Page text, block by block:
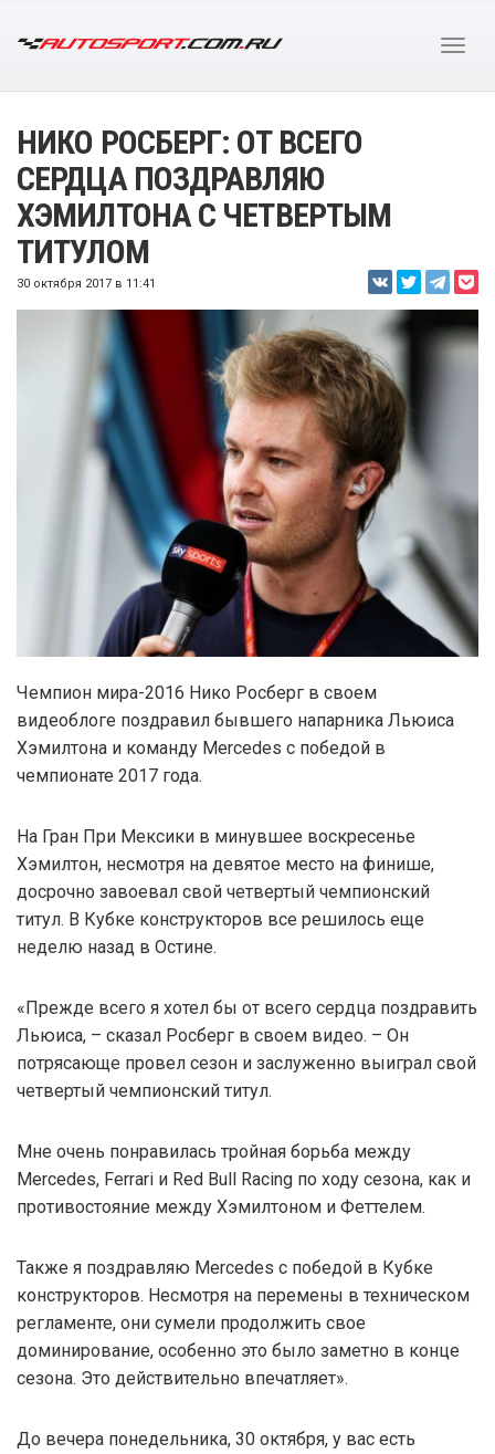
НИКО РОСБЕРГ: ОТ ВСЕГО
СЕРДЦА ПОЗДРАВЛЯЮ
ХЭМИЛТОНА С ЧЕТВЕРТЫМ
ТИТУЛОМ
30 октября 2017 в 11:41
Чемпион мира-2016 Нико Росберг в своем
видеоблоге поздравил бывшего напарника Льюиса
Хэмилтона и команду Mercedes с победой в
чемпионате 2017 года.
На Гран При Мексики в минувшее воскресенье
Хэмилтон, несмотря на девятое место на финише,
досрочно завоевал свой четвертый чемпионский
титул. В Кубке конструкторов все решилось еще
неделю назад в Остине.
«Прежде всего я хотел бы от всего сердца поздравить
Льюиса, – сказал Росберг в своем видео. – Он
потрясающе провел сезон и заслуженно выиграл свой
четвертый чемпионский титул.
Мне очень понравилась тройная борьба между
Mercedes, Ferrari и Red Bull Racing по ходу сезона, как и
противостояние между Хэмилтоном и Феттелем.
Также я поздравляю Mercedes с победой в Кубке
конструкторов. Несмотря на перемены в техническом
регламенте, они сумели продолжить свое
доминирование, особенно это было заметно в конце
сезона. Это действительно впечатляет».
До вечера понедельника, 30 октября, у вас есть